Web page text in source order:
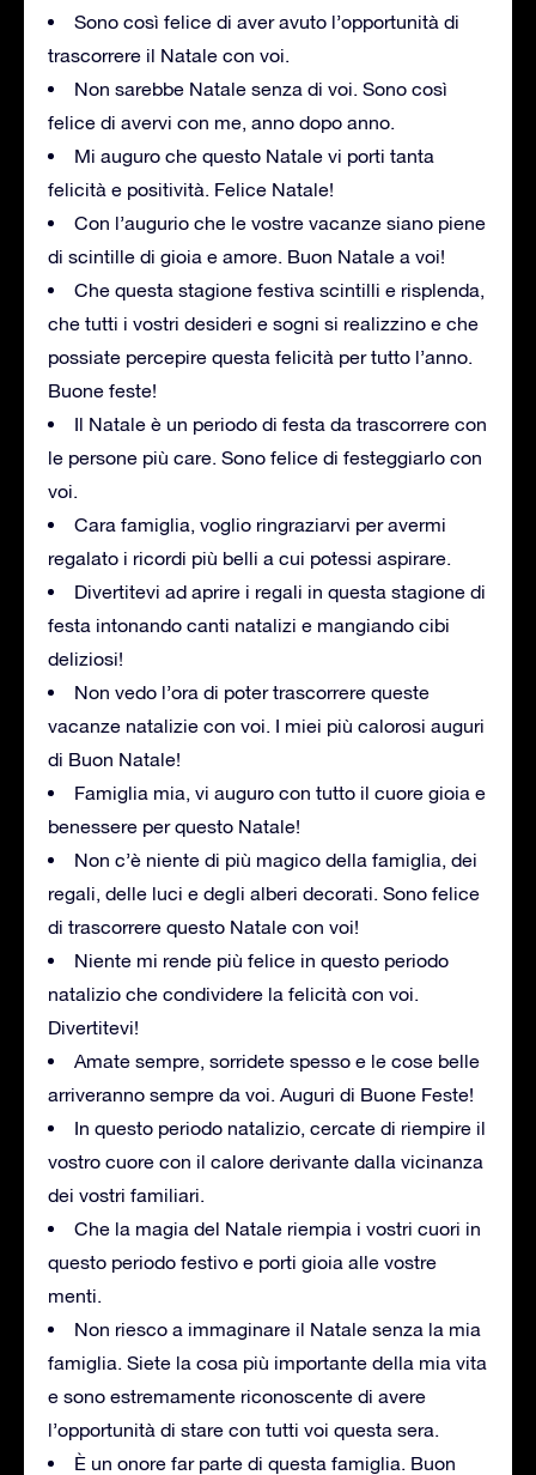
Sono così felice di aver avuto l’opportunità di
trascorrere il Natale con voi.
Non sarebbe Natale senza di voi. Sono così
felice di avervi con me, anno dopo anno.
Mi auguro che questo Natale vi porti tanta
felicità e positività. Felice Natale!
Con l’augurio che le vostre vacanze siano piene
di scintille di gioia e amore. Buon Natale a voi!
Che questa stagione festiva scintilli e risplenda,
che tutti i vostri desideri e sogni si realizzino e che
possiate percepire questa felicità per tutto l’anno.
Buone feste!
Il Natale è un periodo di festa da trascorrere con
le persone più care. Sono felice di festeggiarlo con
voi.
Cara famiglia, voglio ringraziarvi per avermi
regalato i ricordi più belli a cui potessi aspirare.
Divertitevi ad aprire i regali in questa stagione di
festa intonando canti natalizi e mangiando cibi
deliziosi!
Non vedo l’ora di poter trascorrere queste
vacanze natalizie con voi. I miei più calorosi auguri
di Buon Natale!
Famiglia mia, vi auguro con tutto il cuore gioia e
benessere per questo Natale!
Non c’è niente di più magico della famiglia, dei
regali, delle luci e degli alberi decorati. Sono felice
di trascorrere questo Natale con voi!
Niente mi rende più felice in questo periodo
natalizio che condividere la felicità con voi.
Divertitevi!
Amate sempre, sorridete spesso e le cose belle
arriveranno sempre da voi. Auguri di Buone Feste!
In questo periodo natalizio, cercate di riempire il
vostro cuore con il calore derivante dalla vicinanza
dei vostri familiari.
Che la magia del Natale riempia i vostri cuori in
questo periodo festivo e porti gioia alle vostre
menti.
Non riesco a immaginare il Natale senza la mia
famiglia. Siete la cosa più importante della mia vita
e sono estremamente riconoscente di avere
l’opportunità di stare con tutti voi questa sera.
È un onore far parte di questa famiglia. Buon